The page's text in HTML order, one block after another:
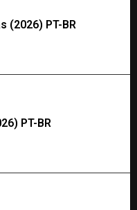
(2026) PT-BR
PT-BR